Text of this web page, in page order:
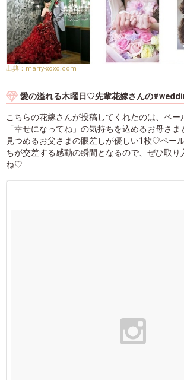
marry-xoxo.com
愛の溢れる木曜日♡先輩花嫁さんの
こちらの花嫁さんが投稿してくれたのは、ベー
「幸せになってね」の気持ちを込めるお母さ
見つめるお父さまの眼差しが優しい1枚♡ベー
ちが交差する感動の瞬間となるので、ぜひ取り
ね♡